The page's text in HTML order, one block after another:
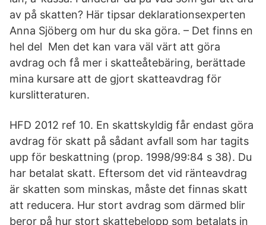
av på skatten? Här tipsar deklarationsexperten
Anna Sjöberg om hur du ska göra. – Det finns en
hel del Men det kan vara väl värt att göra
avdrag och få mer i skatteåtebäring, berättade
mina kursare att de gjort skatteavdrag för
kurslitteraturen.
HFD 2012 ref 10. En skattskyldig får endast göra
avdrag för skatt på sådant avfall som har tagits
upp för beskattning (prop. 1998/99:84 s 38). Du
har betalat skatt. Eftersom det vid ränteavdrag
är skatten som minskas, måste det finnas skatt
att reducera. Hur stort avdrag som därmed blir
beror på hur stort skattebelopp som betalats in